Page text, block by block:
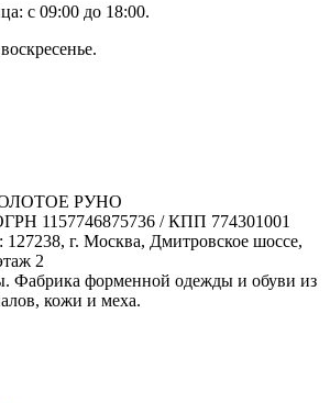
с 09:00 до 18:00.
РУНО
1157746875736 / КПП 774301001
г. Москва, Дмитровское шоссе,
2
Фабрика форменной одежды и обуви из
кожи и меха.